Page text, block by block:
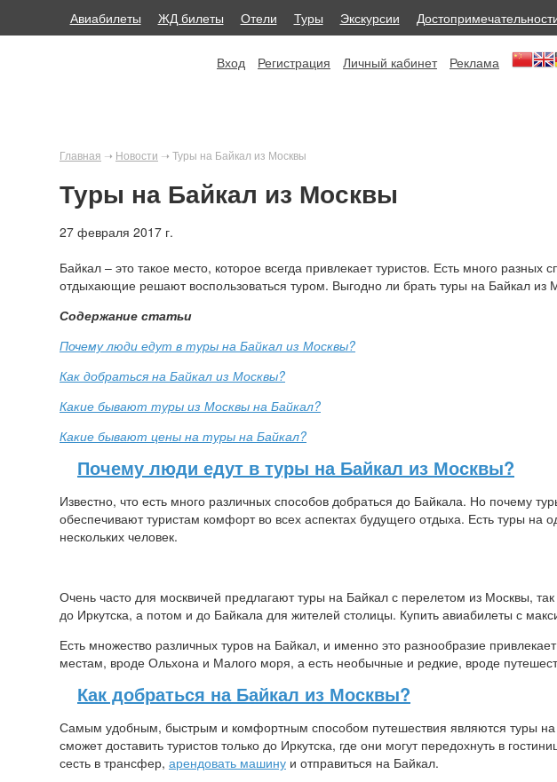
Авиабилеты ЖД билеты Отели Туры Экскурсии
Вход Регистрация Личный кабинет Реклама
Главная ➝ Новости ➝ Туры на Байкал из Москвы
Туры на Байкал из Москвы
27 февраля 2017 г.
Байкал – это такое место, которое всегда привлекает туристов. Есть много разных
отдыхающие решают воспользоваться туром. Выгодно ли брать туры на Байкал из
Содержание статьи
Почему люди едут в туры на Байкал из Москвы?
Как добраться на Байкал из Москвы?
Какие бывают туры из Москвы на Байкал?
Какие бывают цены на туры на Байкал?
Почему люди едут в туры на Байкал из Москвы?
Известно, что есть много различных способов добраться до Байкала. Но почему
обеспечивают туристам комфорт во всех аспектах будущего отдыха. Есть туры на
нескольких человек.
Очень часто для москвичей предлагают туры на Байкал с перелетом из Москвы,
до Иркутска, а потом и до Байкала для жителей столицы. Купить авиабилеты с
Есть множество различных туров на Байкал, и именно это разнообразие
местам, вроде Ольхона и Малого моря, а есть необычные и редкие, вроде
Как добраться на Байкал из Москвы?
Самым удобным, быстрым и комфортным способом путешествия являются туры
сможет доставить туристов только до Иркутска, где они могут передохнуть в
сесть в трансфер, арендовать машину и отправиться на Байкал.